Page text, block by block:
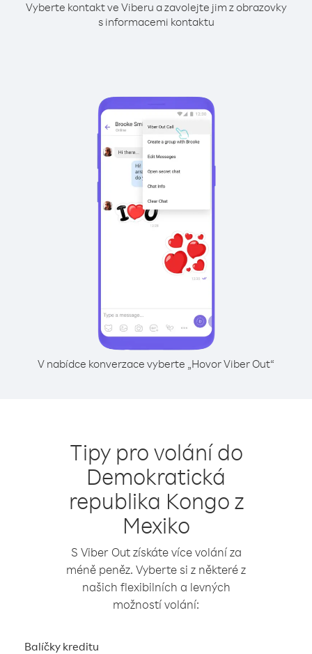
Vyberte kontakt ve Viberu a zavolejte jim z obrazovky
s informacemi kontaktu
V nabídce konverzace vyberte „Hovor Viber Out“
Tipy pro volání do
Demokratická
republika Kongo z
Mexiko
S Viber Out získáte více volání za
méně peněz. Vyberte si z některé z
našich flexibilních a levných
možností volání:
Balíčky kreditu